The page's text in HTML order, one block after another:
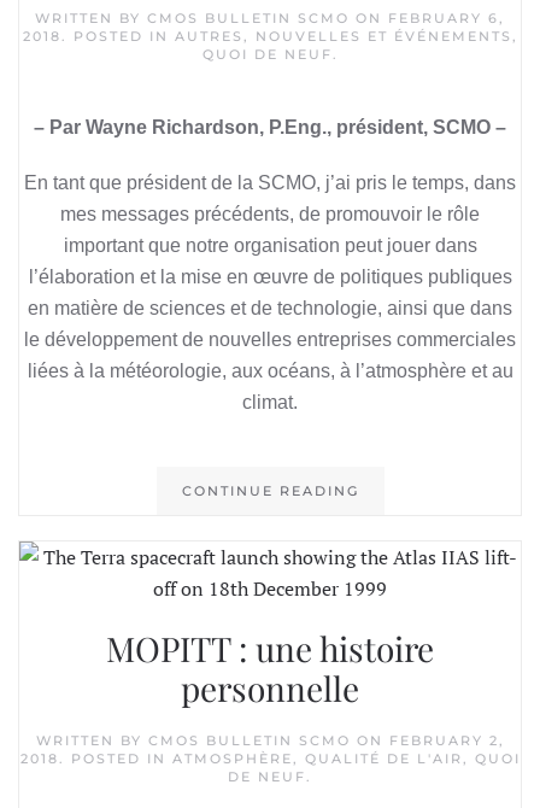
WRITTEN BY CMOS BULLETIN SCMO ON FEBRUARY 6,
2018. POSTED IN AUTRES , NOUVELLES ET ÉVÉNEMENTS ,
QUOI DE NEUF.
– Par Wayne Richardson, P.Eng., président, SCMO –
En tant que président de la SCMO, j’ai pris le temps, dans
mes messages précédents, de promouvoir le rôle
important que notre organisation peut jouer dans
l’élaboration et la mise en œuvre de politiques publiques
en matière de sciences et de technologie, ainsi que dans
le développement de nouvelles entreprises commerciales
liées à la météorologie, aux océans, à l’atmosphère et au
climat.
CONTINUE READING
MOPITT : une histoire
personnelle
WRITTEN BY CMOS BULLETIN SCMO ON
FEBRUARY 2,
2018. POSTED IN ATMOSPHÈRE, QUALITÉ DE L'AIR , QUOI
DE NEUF.